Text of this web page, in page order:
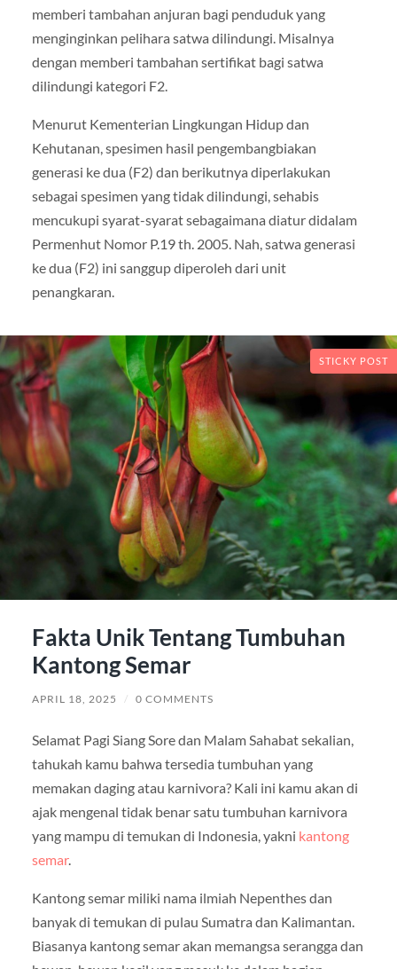
memberi tambahan anjuran bagi penduduk yang
menginginkan pelihara satwa dilindungi. Misalnya
dengan memberi tambahan sertifikat bagi satwa
dilindungi kategori F2.
Menurut Kementerian Lingkungan Hidup dan
Kehutanan, spesimen hasil pengembangbiakan
generasi ke dua (F2) dan berikutnya diperlakukan
sebagai spesimen yang tidak dilindungi, sehabis
mencukupi syarat-syarat sebagaimana diatur didalam
Permenhut Nomor P.19 th. 2005. Nah, satwa generasi
ke dua (F2) ini sanggup diperoleh dari unit
penangkaran.
STICKY POST
Fakta Unik Tentang Tumbuhan
Kantong Semar
APRIL 18, 2025 / 0 COMMENTS
Selamat Pagi Siang Sore dan Malam Sahabat sekalian,
tahukah kamu bahwa tersedia tumbuhan yang
memakan daging atau karnivora? Kali ini kamu akan di
ajak mengenal tidak benar satu tumbuhan karnivora
yang mampu di temukan di Indonesia, yakni kantong
semar.
Kantong semar miliki nama ilmiah Nepenthes dan
banyak di temukan di pulau Sumatra dan Kalimantan.
Biasanya kantong semar akan memangsa serangga dan